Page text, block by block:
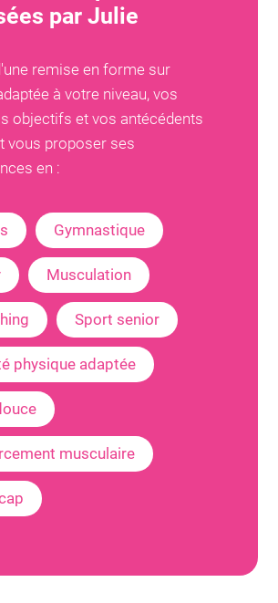
parJulie
remise en forme sur
à votre niveau, vos
objectifs et vos antécédents
vous proposer ses
en :
Gymnastique
Musculation
Sport senior
physique adaptée
musculaire